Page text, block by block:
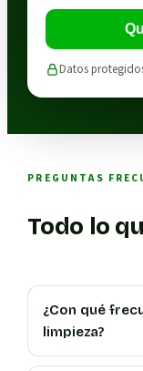
Datos
PREGUNTAS
Todo lo
¿Con qué
limpieza?